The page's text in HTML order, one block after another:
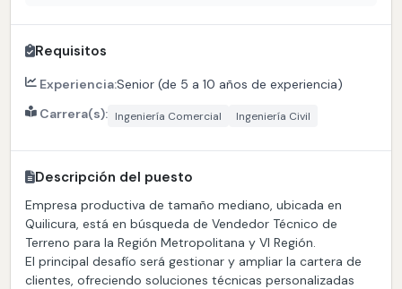
Requisitos
Experiencia:Senior (de 5 a 10 años de experiencia)
Carrera(s): Ingeniería Comercial Ingeniería Civil
Descripción del puesto
Empresa productiva de tamaño mediano, ubicada en
Quilicura, está en búsqueda de Vendedor Técnico de
Terreno para la Región Metropolitana y VI Región.
El principal desafío será gestionar y ampliar la cartera de
clientes, ofreciendo soluciones técnicas personalizadas